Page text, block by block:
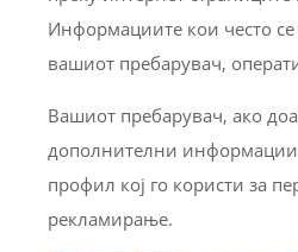
Информациите кои често
вашиот пребарувач,
Вашиот пребарувач, ако
дополнителни информации
профил кој го користи за
рекламирање.